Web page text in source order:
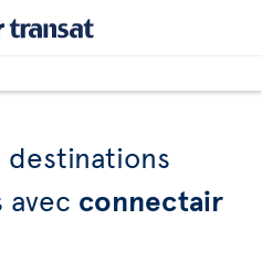
destinations
connectair